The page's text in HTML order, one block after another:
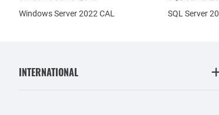
Windows Server 2022 CAL
SQL Server
INTERNATIONAL